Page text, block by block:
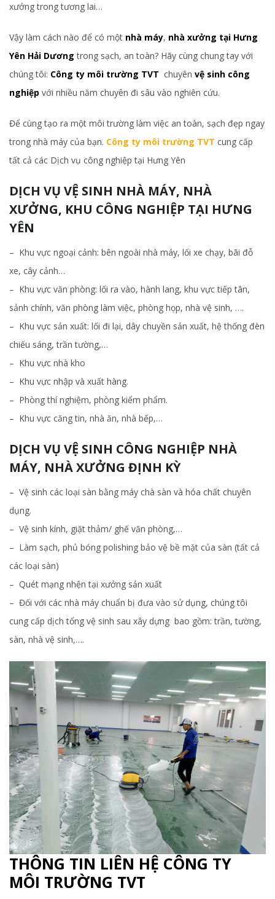
xưởng trong tương lai…
Vậy làm cách nào để có một nhà máy, nhà xưởng tại Hưng
Yên Hải Dương trong sạch, an toàn? Hãy cùng chung tay với
chúng tôi: Công ty môi trường TVT chuyên vệ sinh công
nghiệp với nhiều năm chuyên đi sâu vào nghiên cứu.
Để cùng tạo ra một môi trường làm việc an toàn, sạch đẹp ngay
trong nhà máy của bạn. Công ty môi trường TVT cung cấp
tất cả các Dịch vụ công nghiệp tại Hưng Yên
DỊCH VỤ VỆ SINH NHÀ MÁY, NHÀ
XƯỞNG, KHU CÔNG NGHIỆP TẠI HƯNG
YÊN
– Khu vực ngoại cảnh: bên ngoài nhà máy, lối xe chạy, bãi đỗ
xe, cây cảnh…
– Khu vực văn phòng: lối ra vào, hành lang, khu vực tiếp tân,
sảnh chính, văn phòng làm việc, phòng họp, nhà vệ sinh, ….
– Khu vực sản xuất: lối đi lại, dây chuyền sản xuất, hệ thống đèn
chiếu sáng, trần tường,…
– Khu vực nhà kho
– Khu vực nhập và xuất hàng.
– Phòng thí nghiệm, phòng kiểm phẩm.
– Khu vực căng tin, nhà ăn, nhà bếp,…
DỊCH VỤ VỆ SINH CÔNG NGHIỆP NHÀ
MÁY, NHÀ XƯỞNG ĐỊNH KỲ
– Vệ sinh các loại sàn bằng máy chà sàn và hóa chất chuyên
dụng.
– Vệ sinh kính, giặt thảm/ ghế văn phòng,…
– Làm sạch, phủ bóng polishing bảo vệ bề mặt của sàn (tất cả
các loại sàn)
– Quét mạng nhện tại xưởng sản xuất
– Đối với các nhà máy chuẩn bị đưa vào sử dụng, chúng tôi
cung cấp dịch tổng vệ sinh sau xây dựng bao gồm: trần, tường,
sàn, nhà vệ sinh,….
THÔNG TIN LIÊN HỆ CÔNG TY
MÔI TRƯỜNG TVT